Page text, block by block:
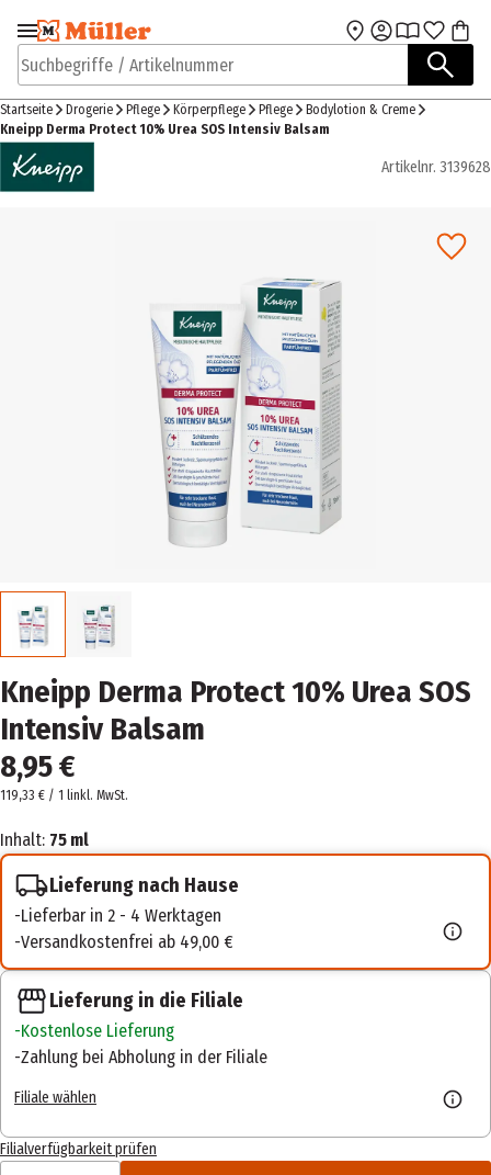
Zur Navigation
springen
Zum Hauptinhalt
Suchbegriffe / Artikelnummer
Startseite Drogerie Pflege Körperpflege Pflege
Bodylotion & Creme
Kneipp Derma Protect 10% Urea SOS Intensiv Balsam
Artikelnr. 3139628
Kneipp Derma Protect 10% Urea SOS
Intensiv Balsam
8,95 €
119,33 € / 1 linkl. MwSt.
Inhalt: 75 ml
Lieferung nach Hause
Lieferbar in 2 - 4 Werktagen
Versandkostenfrei ab 49,00 €
Lieferung in die Filiale
Kostenlose Lieferung
Zahlung bei Abholung in der Filiale
Filiale wählen
Filialverfügbarkeit prüfen